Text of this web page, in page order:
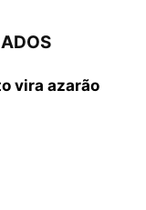
vira azarão